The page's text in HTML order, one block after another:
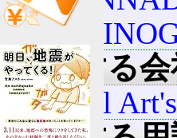
関連する
Visual Art's